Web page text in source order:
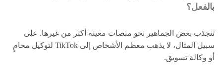
بالفعل؟
تنجذب بعض الجماهير نحو منصات معينة أكثر من غيرها. على
سبيل المثال، لا يذهب معظم الأشخاص إلى TikTok لتوكيل محامٍ
أو وكالة تسويق.